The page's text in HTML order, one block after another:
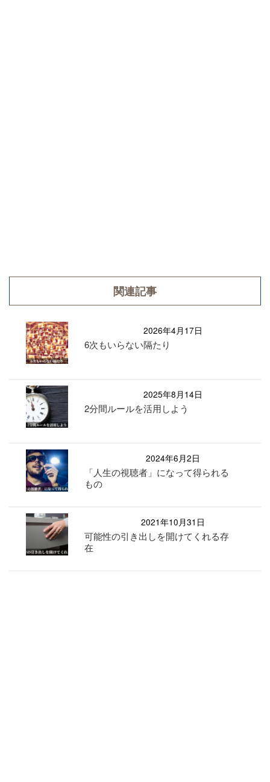
関連記事
2026年4月17日
6次もいらない隔たり
2025年8月14日
2分間ルールを活用しよう
2024年6月2日
「人生の視聴者」になって得られる
もの
2021年10月31日
可能性の引き出しを開けてくれる存
在